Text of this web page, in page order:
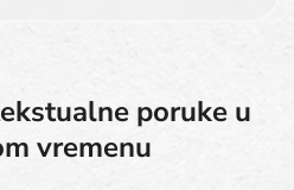
poruke u
vremenu